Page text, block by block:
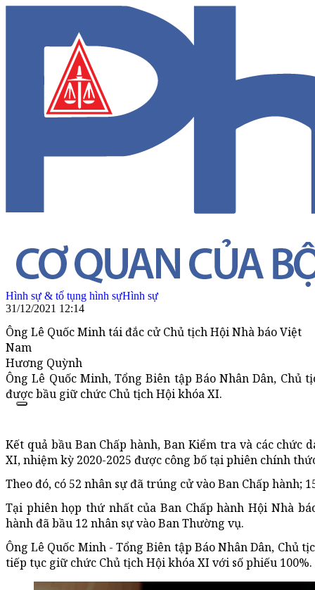
Hình sự & tố tụng hình sựHình sự
31/12/2021 12:14
Ông Lê Quốc Minh tái đắc cử Chủ tịch Hội Nhà báo Việt
Nam
Hương Quỳnh
Ông Lê Quốc Minh, Tổng Biên tập Báo Nhân Dân, Chủ
được bầu giữ chức Chủ tịch Hội khóa XI.
Kết quả bầu Ban Chấp hành, Ban Kiểm tra và các chức
XI, nhiệm kỳ 2020-2025 được công bố tại phiên chính
Theo đó, có 52 nhân sự đã trúng cử vào Ban Chấp hành;
Tại phiên họp thứ nhất của Ban Chấp hành Hội Nhà
hành đã bầu 12 nhân sự vào Ban Thường vụ.
Ông Lê Quốc Minh - Tổng Biên tập Báo Nhân Dân, Chủ
tiếp tục giữ chức Chủ tịch Hội khóa XI với số phiếu 100%.